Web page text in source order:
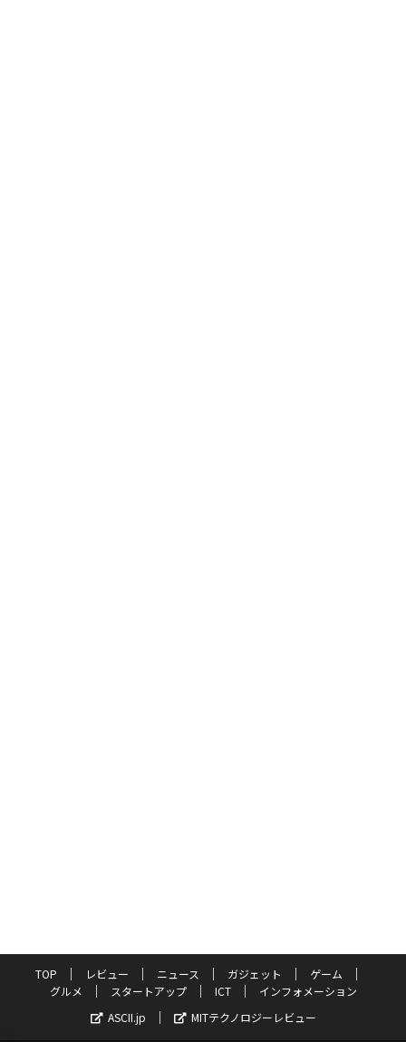
TOP レビュー ニュース ガジェット
ゲーム
グルメ
スタートアップ ICT
インフォメーション
ASCII.jp
MITテクノロジーレビュー